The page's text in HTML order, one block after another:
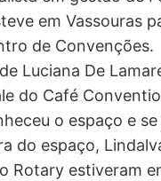
em Vassouras
de Convenções.
Luciana De
do Café
o espaço e
do espaço,
Rotary estiveram